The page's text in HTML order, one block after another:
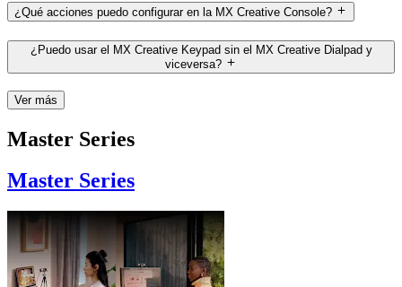
¿Qué acciones puedo configurar en la MX Creative Console?
¿Puedo usar el MX Creative Keypad sin el MX Creative Dialpad y
viceversa?
Ver más
Master Series
Master Series